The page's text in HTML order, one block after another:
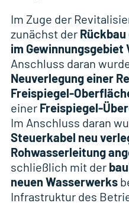
Im Zuge der
zunächst der
im Gewinnungsgebiet
Anschluss daran
Neuverlegung einer
Freispiegel-
einer Freispiegel-
Im Anschluss daran
Steuerkabel neu
Rohwasserleitung
schließlich mit der
neuen Wasserwerks
Infrastruktur des